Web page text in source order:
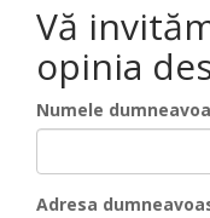
Vă
opinia
Numele
Adresa